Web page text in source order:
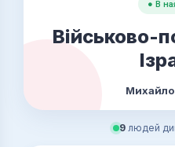
● В
Військово-
9 людей